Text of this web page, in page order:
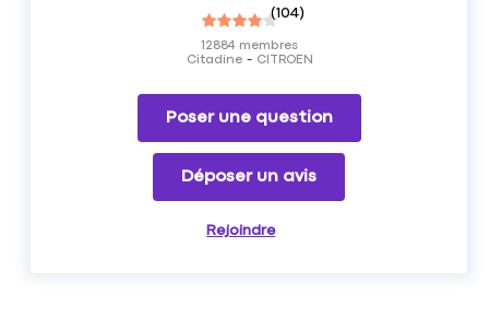
(104)
Citadine CITROEN
12884membres
Poser une question
Déposer un avis
Rejoindre